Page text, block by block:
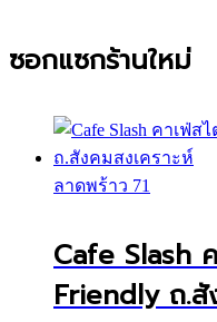
ซอกแซกร้านใหม่
ลาดพร้าว 71
Cafe Slash
Friendly ถ.สั